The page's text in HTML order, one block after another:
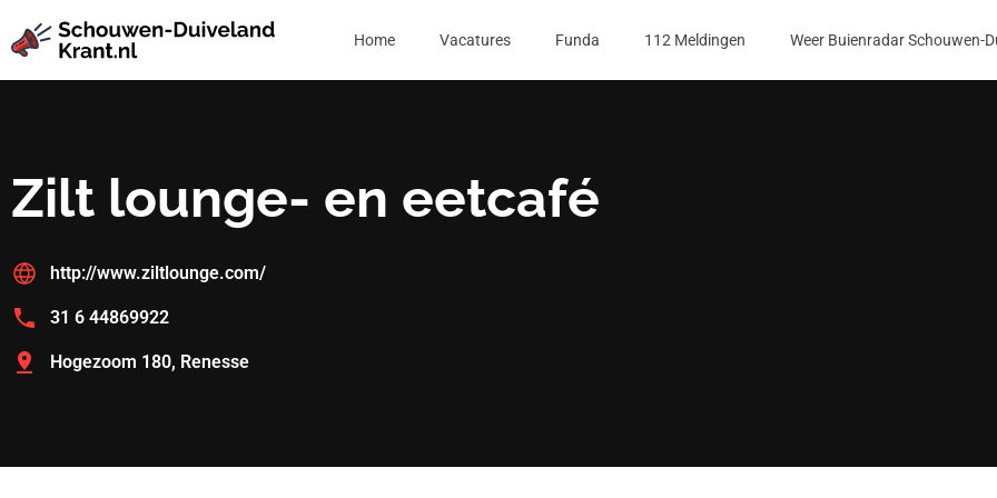
Home Vacatures Funda 112 Meldingen Weer Buienradar Schouwen-
Zilt lounge- en eetcafé
http://www.ziltlounge.com/
31 6 44869922
Hogezoom 180, Renesse